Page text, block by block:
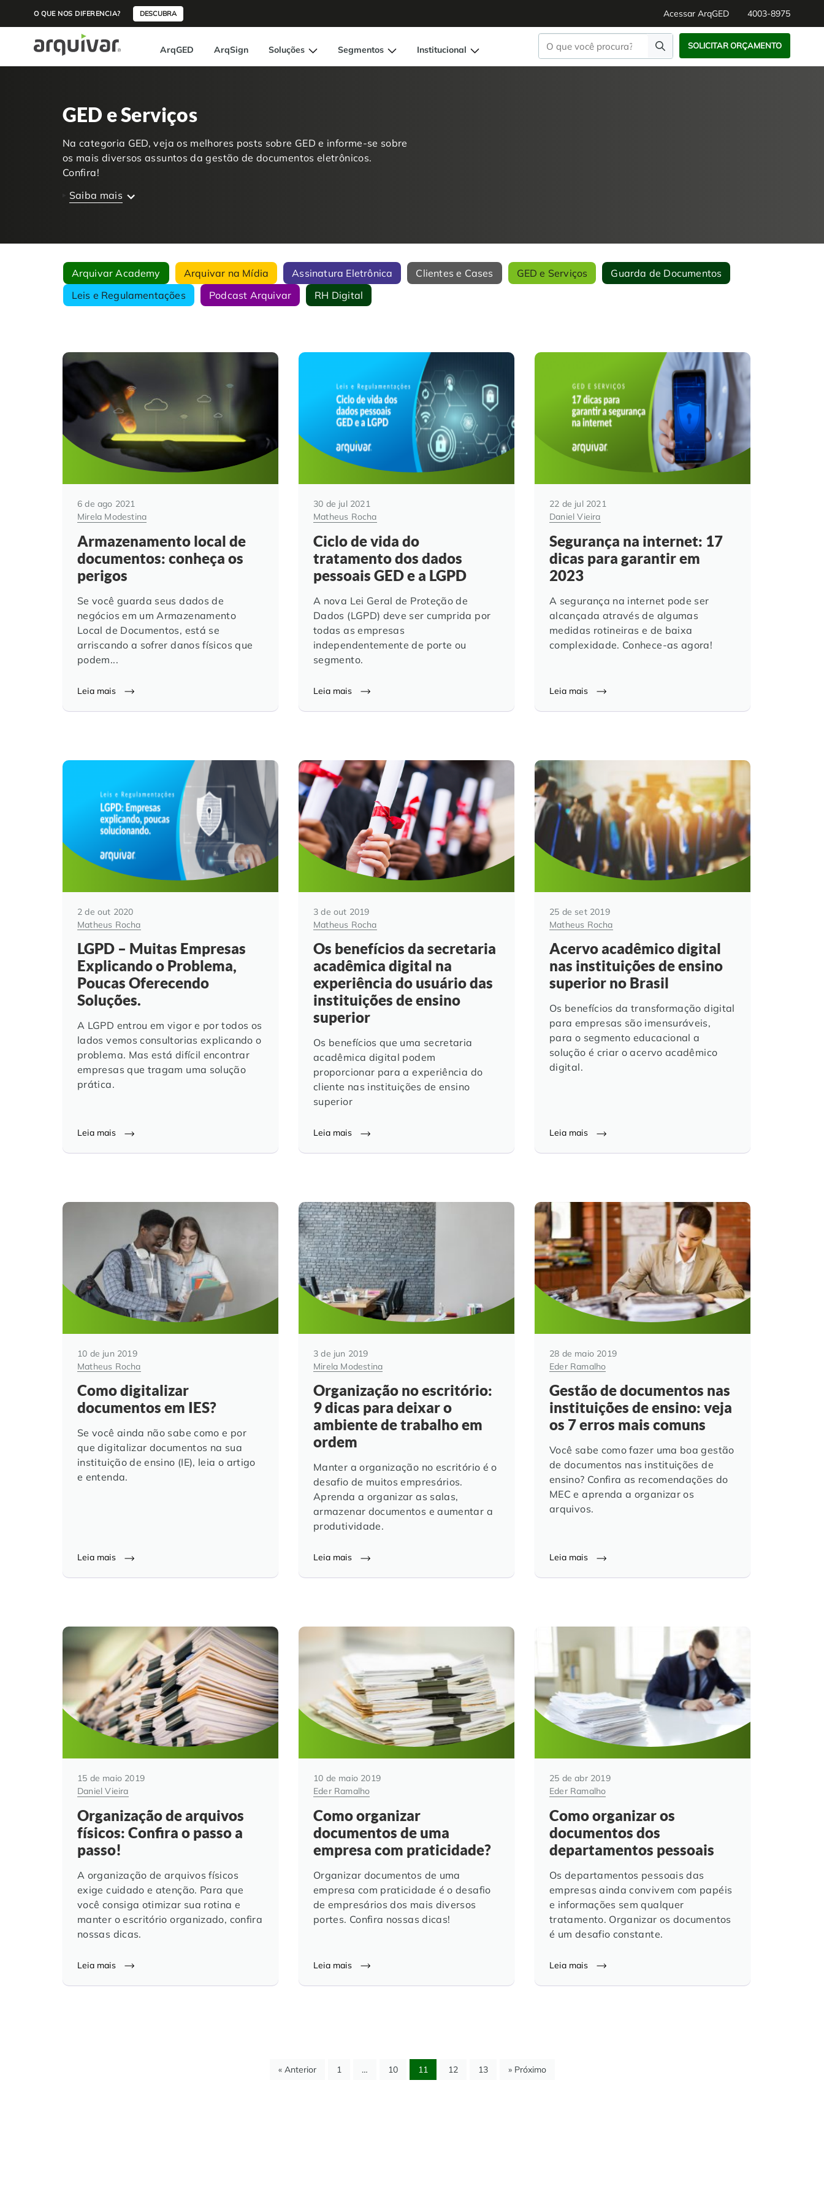
O QUE NOS DIFERENCIA? DESCUBRA Acessar ArqGED 4003-8975
ArqGED ArqSign Soluções Segmentos Institucional SOLICITAR ORÇAMENTO
GED e Serviços
Na categoria GED, veja os melhores posts sobre GED e informe-se sobre
os mais diversos assuntos da gestão de documentos eletrônicos.
Confira!
Saiba mais
Arquivar Academy Arquivar na Mídia Assinatura Eletrônica Clientes e Cases GED e Serviços
Guarda de Documentos
Leis e Regulamentações
Podcast Arquivar RH Digital
6 de ago 2021
Mirela Modestina
Armazenamento local de
documentos: conheça os
perigos
Se você guarda seus dados de
negócios em um Armazenamento
Local de Documentos, está se
arriscando a sofrer danos físicos que
podem...
Leia mais
30 de jul 2021
Matheus Rocha
Ciclo de vida do
tratamento dos dados
pessoais GED e a LGPD
A nova Lei Geral de Proteção de
Dados (LGPD) deve ser cumprida por
todas as empresas
independentemente de porte ou
segmento.
Leia mais
22 de jul 2021
Daniel Vieira
Segurança na internet: 17
dicas para garantir em
2023
A segurança na internet pode ser
alcançada através de algumas
medidas rotineiras e de baixa
complexidade. Conhece-as agora!
Leia mais
2 de out 2020
Matheus Rocha
LGPD – Muitas Empresas
Explicando o Problema,
Poucas Oferecendo
Soluções.
A LGPD entrou em vigor e por todos os
lados vemos consultorias explicando o
problema. Mas está difícil encontrar
empresas que tragam uma solução
prática.
Leia mais
3 de out 2019
Matheus Rocha
Os benefícios da secretaria
acadêmica digital na
experiência do usuário das
instituições de ensino
superior
Os benefícios que uma secretaria
acadêmica digital podem
proporcionar para a experiência do
cliente nas instituições de ensino
superior
Leia mais
25 de set 2019
Matheus Rocha
Acervo acadêmico digital
nas instituições de ensino
superior no Brasil
Os benefícios da transformação digital
para empresas são imensuráveis,
para o segmento educacional a
solução é criar o acervo acadêmico
digital.
Leia mais
10 de jun 2019
Matheus Rocha
Como digitalizar
documentos em IES?
Se você ainda não sabe como e por
que digitalizar documentos na sua
instituição de ensino (IE), leia o artigo
e entenda.
Leia mais
3 de jun 2019
Mirela Modestina
Organização no escritório:
9 dicas para deixar o
ambiente de trabalho em
ordem
Manter a organização no escritório é o
desafio de muitos empresários.
Aprenda a organizar as salas,
armazenar documentos e aumentar a
produtividade.
Leia mais
28 de maio 2019
Eder Ramalho
Gestão de documentos nas
instituições de ensino: veja
os 7 erros mais comuns
Você sabe como fazer uma boa gestão
de documentos nas instituições de
ensino? Confira as recomendações do
MEC e aprenda a organizar os
arquivos.
Leia mais
15 de maio 2019
Daniel Vieira
Organização de arquivos
físicos: Confira o passo a
passo!
A organização de arquivos físicos
exige cuidado e atenção. Para que
você consiga otimizar sua rotina e
manter o escritório organizado, confira
nossas dicas.
Leia mais
10 de maio 2019
Eder Ramalho
Como organizar
documentos de uma
empresa com praticidade?
Organizar documentos de uma
empresa com praticidade é o desafio
de empresários dos mais diversos
portes. Confira nossas dicas!
Leia mais
25 de abr 2019
Eder Ramalho
Como organizar os
documentos dos
departamentos pessoais
Os departamentos pessoais das
empresas ainda convivem com papéis
e informações sem qualquer
tratamento. Organizar os documentos
é um desafio constante.
Leia mais
« Anterior 1 … 10 11 12 13 » Próximo